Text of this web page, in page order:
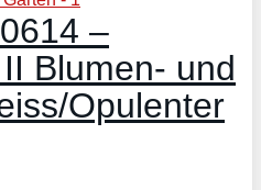
–
Blumen- und
Opulenter